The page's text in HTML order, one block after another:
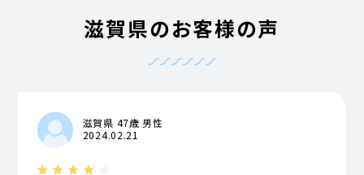
滋賀県のお客様の声
滋賀県 47歳 男性
2024.02.21